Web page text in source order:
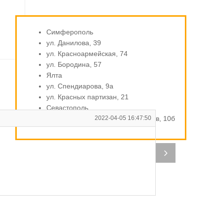
2022-04-05 16:47:50
Симферополь
ул. Данилова, 39
ул. Красноармейская, 74
ул. Бородина, 57
Ялта
ул. Спендиарова, 9а
ул. Красных партизан, 21
Севастополь
ул. Индустриальная / Стахановцев, 10б